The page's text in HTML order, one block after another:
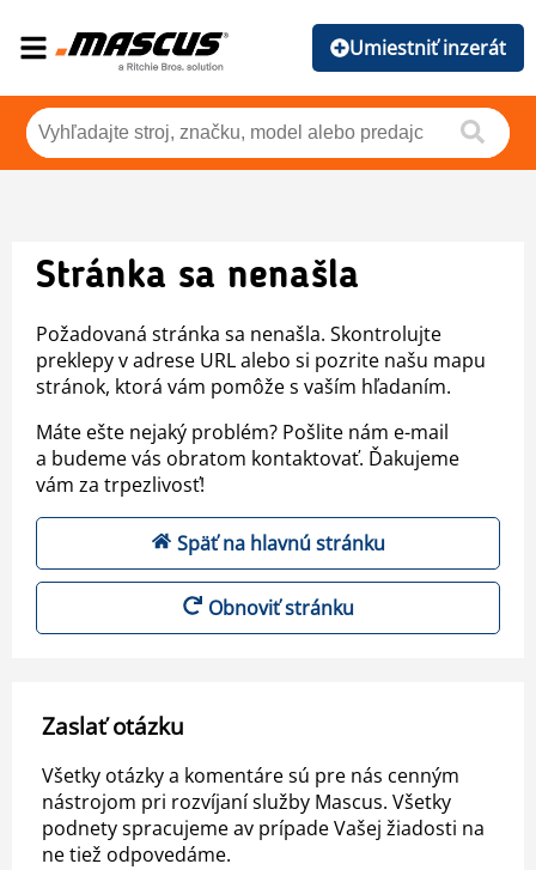
Umiestniť inzerát
Stránka sa nenašla
Požadovaná stránka sa nenašla. Skontrolujte
preklepy v adrese URL alebo si pozrite našu mapu
stránok, ktorá vám pomôže s vaším hľadaním.
Máte ešte nejaký problém? Pošlite nám e-mail
a budeme vás obratom kontaktovať. Ďakujeme
vám za trpezlivosť!
Späť na hlavnú stránku
Obnoviť stránku
Zaslať otázku
Všetky otázky a komentáre sú pre nás cenným
nástrojom pri rozvíjaní služby Mascus. Všetky
podnety spracujeme av prípade Vašej žiadosti na
ne tiež odpovedáme.